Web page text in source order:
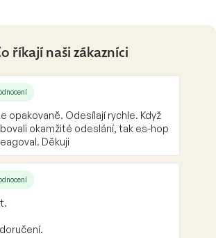
říkají naši zákazníci
opakovaně. Odesílají rychle. Když
okamžité odeslání, tak es-hop
Děkuji